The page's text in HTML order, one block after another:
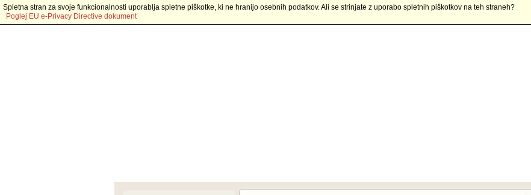
Spletna stran za svoje funkcionalnosti uporablja spletne piškotke, ki ne hranijo osebnih podatkov. Ali se strinjate z uporabo spletnih piškotkov na teh straneh?
Poglej EU e-Privacy Directive dokument